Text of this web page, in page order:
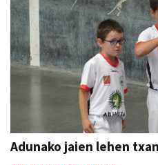
Adunako jaien lehen